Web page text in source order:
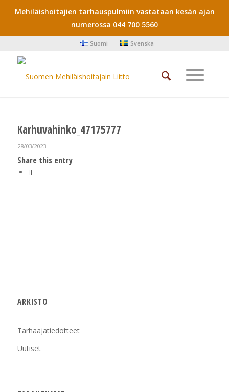
Mehiläishoitajien tarhauspulmiin vastataan kesän ajan
numerossa 044 700 5560
Suomi Svenska
Karhuvahinko_47175777
28/03/2023
Share this entry
ARKISTO
Tarhaajatiedotteet
Uutiset